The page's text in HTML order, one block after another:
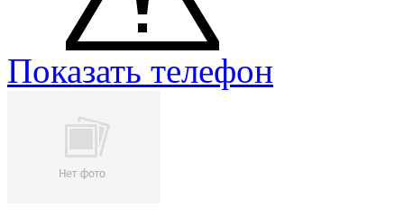
Показать телефон